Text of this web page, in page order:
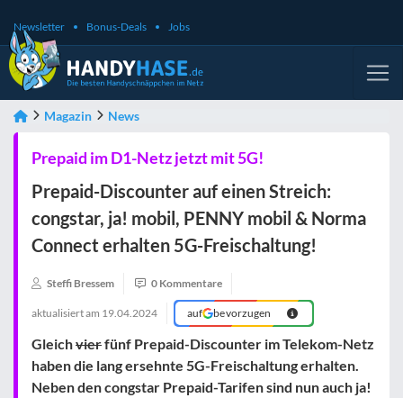
Newsletter Bonus-Deals Jobs
Magazin News
Prepaid im D1-Netz jetzt mit 5G!
Prepaid-Discounter auf einen Streich:
congstar, ja! mobil, PENNY mobil & Norma
Connect erhalten 5G-Freischaltung!
Steffi Bressem 0 Kommentare
aktualisiert am 19.04.2024 auf bevorzugen
Gleichvierfünf Prepaid-Discounter im Telekom-Netz
haben die lang ersehnte 5G-Freischaltung erhalten.
Neben den congstar Prepaid-Tarifen sind nun auch ja!